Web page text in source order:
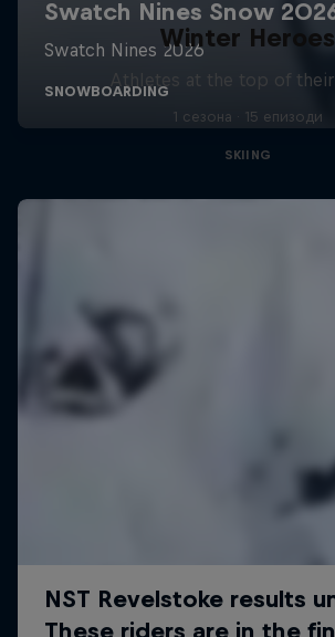
Winter Heroes
Athletes at the top of
1 сезона · 15 епизоди
SKIING